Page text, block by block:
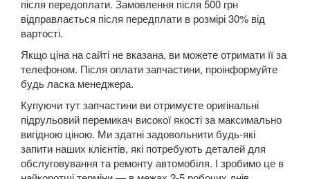
308 I
308 II
308 CC
508
508 SW RXH
після передоплати. Замовлення після 500 грн
відправлається після передплати в розмірі 30% від
вартості.
Якщо ціна на сайті не вказана, ви можете отримати її за
телефоном. Після оплати запчастини, проінформуйте
будь ласка менеджера.
Купуючи тут запчастини ви отримуєте оригінальні
підрульовий перемикач високої якості за максимально
вигідною ціною. Ми здатні задовольнити будь-які
запити наших клієнтів, які потребують деталей для
обслуговування та ремонту автомобіля. І зробимо це в